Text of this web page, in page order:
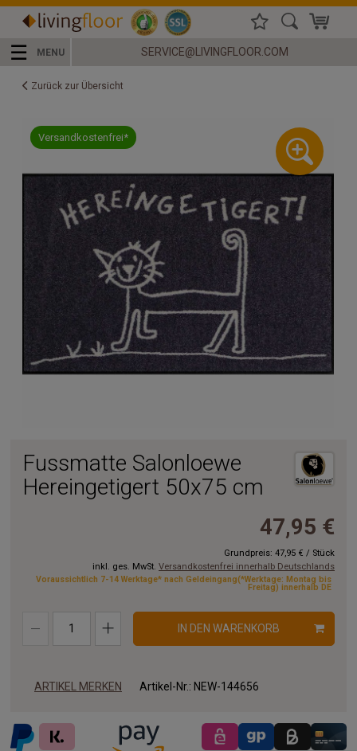
☰ MENU SERVICE@LIVINGFLOOR.COM
Zurück zur Übersicht
Versandkostenfrei*
Fussmatte Salonloewe
Hereingetigert 50x75 cm
47,95 €
Grundpreis: 47,95 € / Stück
inkl. ges. MwSt. Versandkostenfrei innerhalb Deutschlands
Voraussichtlich 7-14 Werktage* nach Geldeingang(*Werktage: Montag bis
Freitag) innerhalb DE
IN DEN WARENKORB
ARTIKEL MERKEN Artikel-Nr.: NEW-144656